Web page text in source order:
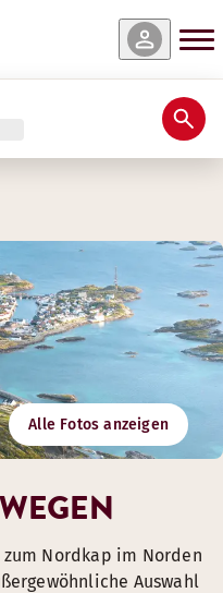
Alle Fotos anzeigen
Nordkap im Norden
Auswahl